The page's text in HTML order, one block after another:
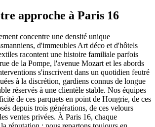
approche à Paris 16
concentre une densité unique
d'immeubles Art déco et d'hôtels
racontent une histoire familiale parfois
de la Pompe, l'avenue Mozart et les abords
s'inscrivent dans un quotidien feutré
à la discrétion, gardiens connus de longue
réservés à une clientèle stable. Nos équipes
de ces parquets en point de Hongrie, de ces
depuis trois générations, de ces velours
ventes privées. À Paris 16, chaque